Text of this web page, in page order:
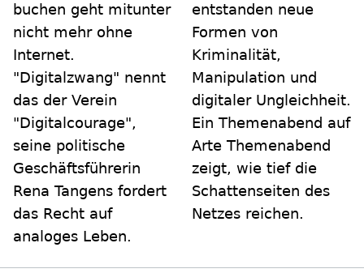
buchen geht mitunter
nicht mehr ohne
Internet.
"Digitalzwang" nennt
das der Verein
"Digitalcourage",
seine politische
Geschäftsführerin
Rena Tangens fordert
das Recht auf
analoges Leben.
entstanden neue
Formen von
Kriminalität,
Manipulation und
digitaler Ungleichheit.
Ein Themenabend auf
Arte Themenabend
zeigt, wie tief die
Schattenseiten des
Netzes reichen.